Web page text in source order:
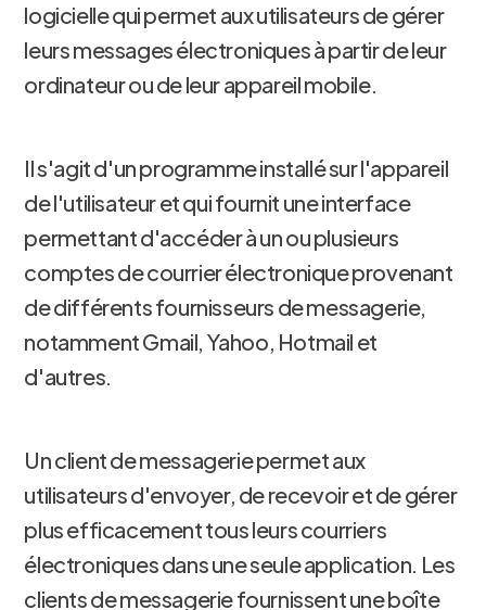
logicielle qui permet aux utilisateurs de gérer
leurs messages électroniques à partir de leur
ordinateur ou de leur appareil mobile.
Il s'agit d'un programme installé sur l'appareil
de l'utilisateur et qui fournit une interface
permettant d'accéder à un ou plusieurs
comptes de courrier électronique provenant
de différents fournisseurs de messagerie,
notamment Gmail, Yahoo, Hotmail et
d'autres.
Un client de messagerie permet aux
utilisateurs d'envoyer, de recevoir et de gérer
plus efficacement tous leurs courriers
électroniques dans une seule application. Les
clients de messagerie fournissent une boîte